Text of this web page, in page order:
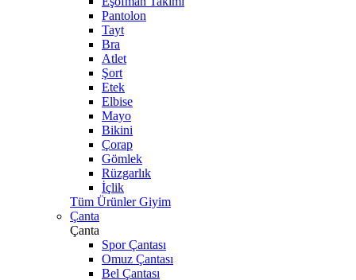
Pantolon
Tayt
Bra
Atlet
Şort
Etek
Elbise
Mayo
Bikini
Çorap
Gömlek
Rüzgarlık
İçlik
Tüm Ürünler Giyim
Çanta
Çanta
Spor Çantası
Omuz Çantası
Bel Çantası